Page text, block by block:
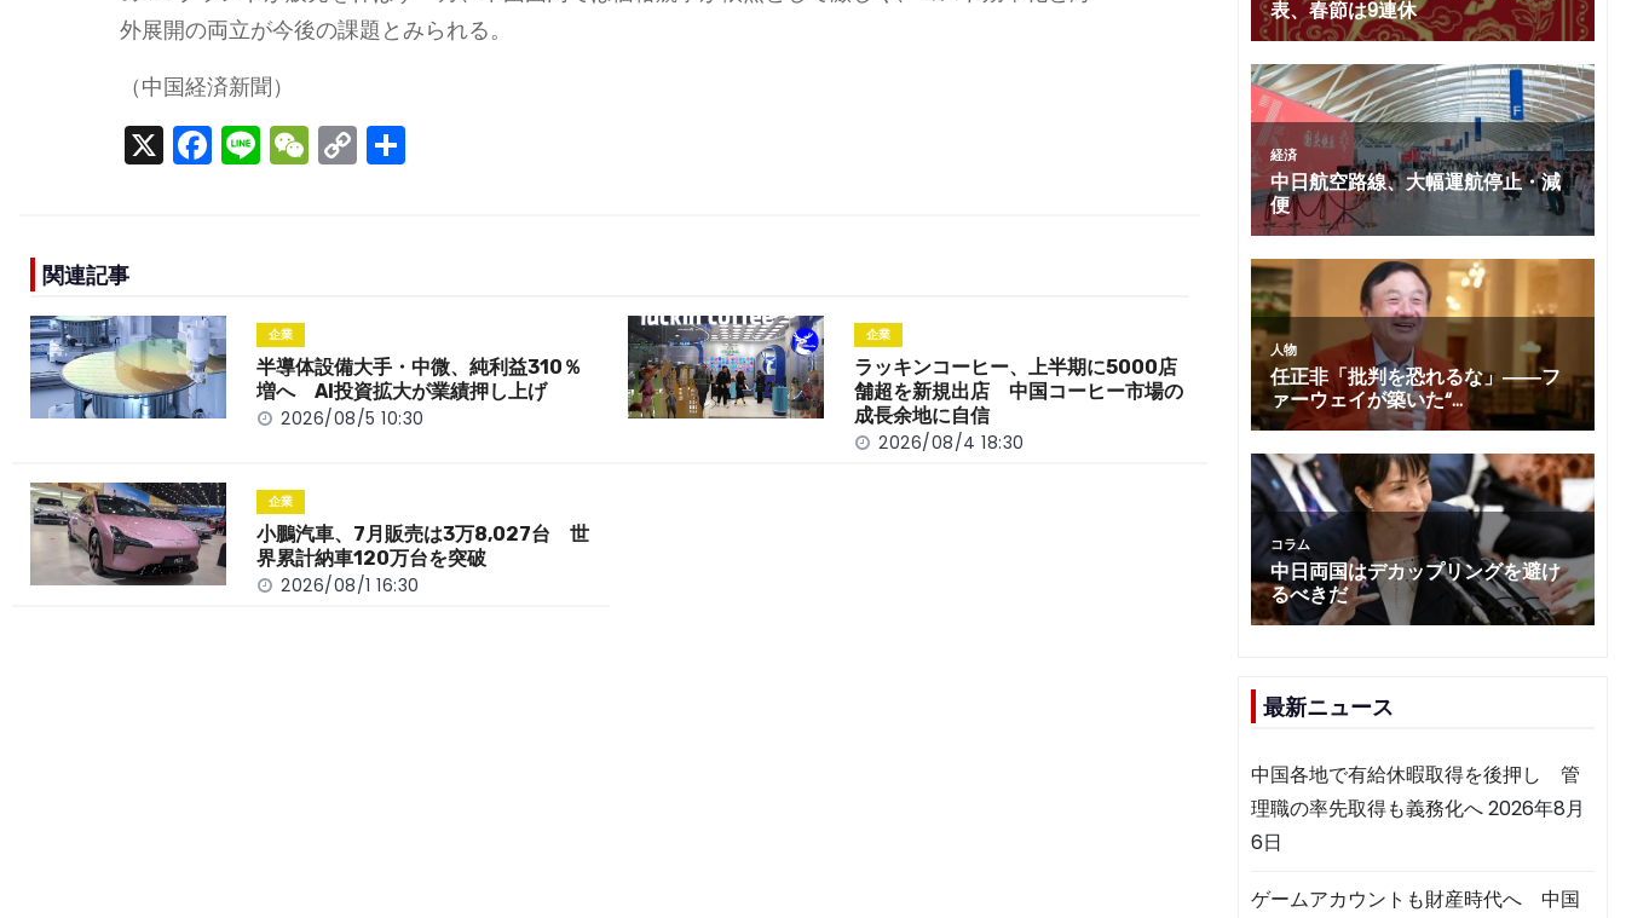
外展開の両立が今後の課題とみられる。
（中国経済新聞）
X F
a
o
o
k
Li
n
W
e
C
o
k
関連記事
企業
半導体設備大手・中微、純利益310％
増へ AI投資拡大が業績押し上げ
2026/08/5 10:30
企業
ラッキンコーヒー、上半期に5000店
舗超を新規出店 中国コーヒー市場の
成長余地に自信
2026/08/4 18:30
企業
小鵬汽車、7月販売は3万8,027台 世
界累計納車120万台を突破
2026/08/1 16:30
最新ニュース
中国各地で有給休暇取得を後押し 管
理職の率先取得も義務化へ2026年8月
6日
ゲームアカウントも財産時代へ 中国